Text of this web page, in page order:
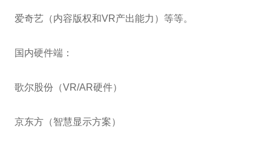
爱奇艺（内容版权和VR产出能力）等等。
国内硬件端：
歌尔股份（VR/AR硬件）
京东方（智慧显示方案）